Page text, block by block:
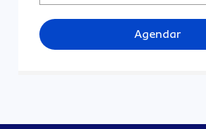
Agendar